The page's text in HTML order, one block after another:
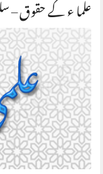
علما ء کے حقوق –